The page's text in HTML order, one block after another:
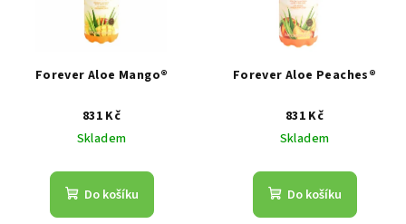
Forever Aloe Mango®
831 Kč
Skladem
Do košíku
Forever Aloe Peaches®
831 Kč
Skladem
Do košíku